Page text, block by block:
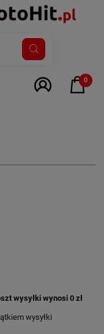
0
wysyłki wynosi 0 zł
wysyłki